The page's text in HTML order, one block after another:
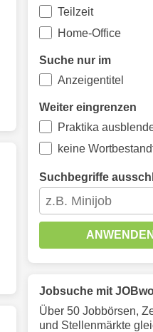
Teilzeit
Home-Office
Suche nur im
Anzeigentitel
Weiter eingrenzen
Praktika
keine
Suchbegriffe
ANWENDEN
Jobsuche mit
Über 50 Jobbörsen,
und Stellenmärkte